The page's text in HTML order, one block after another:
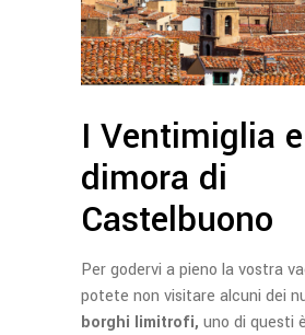
I Ventimiglia
dimora di
Castelbuono
Per godervi a pieno la vostra
potete non visitare alcuni dei
borghi limitrofi, uno di questi è